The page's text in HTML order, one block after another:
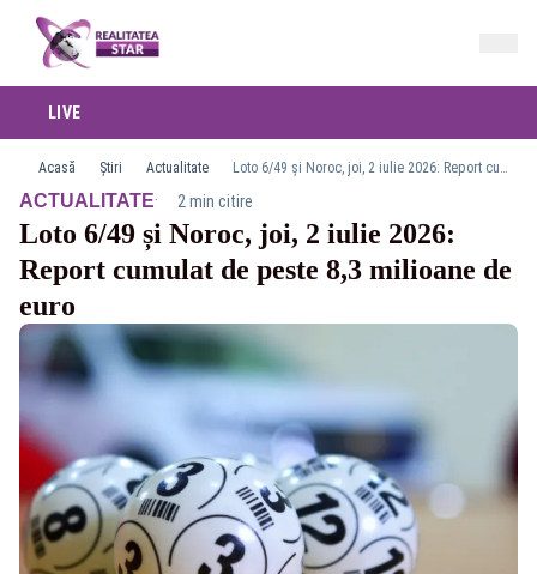
LIVE
Acasă Știri Actualitate Loto 6/49 și Noroc, joi, 2 iulie 2026: Report cumulat de peste 8,3 milioane de euro
ACTUALITATE· 2 min citire
Loto 6/49 și Noroc, joi, 2 iulie 2026:
Report cumulat de peste 8,3 milioane de
euro